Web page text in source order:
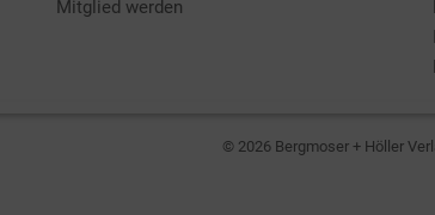
Mitglied werden
© 2026 Bergmoser + Höller